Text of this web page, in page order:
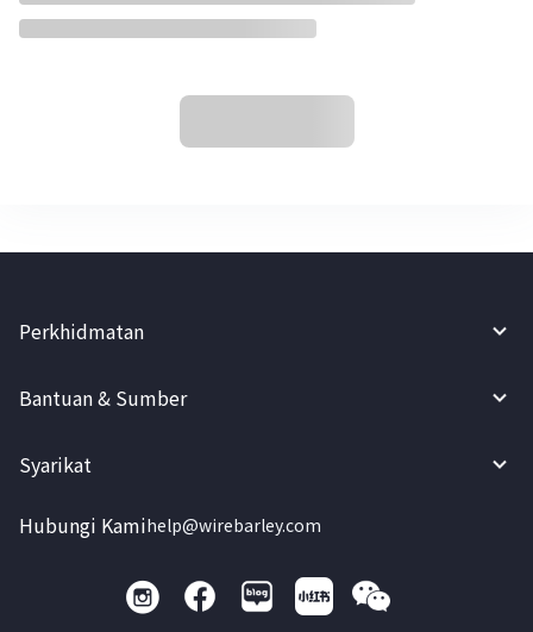
Perkhidmatan
Bantuan & Sumber
Syarikat
Hubungi Kamihelp@wirebarley.com